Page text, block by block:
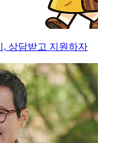
상담받고 지원하자